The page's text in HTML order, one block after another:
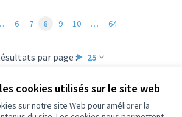
cookies utilisés sur le site web
sur notre site Web pour améliorer la
par page : 25
6 7 8 9 10 … 64